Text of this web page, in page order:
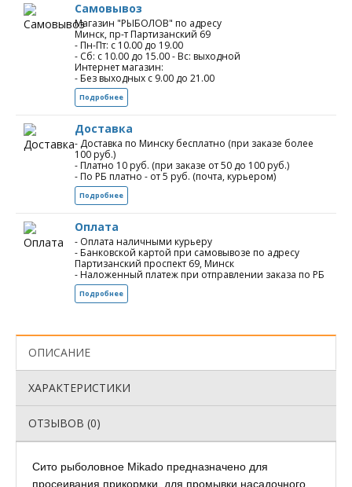
Самовывоз
Магазин "РЫБОЛОВ" по адресу
Минск, пр-т Партизанский 69
- Пн-Пт: с 10.00 до 19.00
- Сб: с 10.00 до 15.00 - Вс: выходной
Интернет магазин:
- Без выходных с 9.00 до 21.00
Подробнее
Доставка
- Доставка по Минску бесплатно (при заказе более
100 руб.)
- Платно 10 руб. (при заказе от 50 до 100 руб.)
- По РБ платно - от 5 руб. (почта, курьером)
Подробнее
Оплата
- Оплата наличными курьеру
- Банковской картой при самовывозе по адресу
Партизанский проспект 69, Минск
- Наложенный платеж при отправлении заказа по РБ
Подробнее
ОПИСАНИЕ
ХАРАКТЕРИСТИКИ
ОТЗЫВОВ (0)
Сито рыболовное Mikado предназначено для
просеивания прикормки, для промывки насадочного